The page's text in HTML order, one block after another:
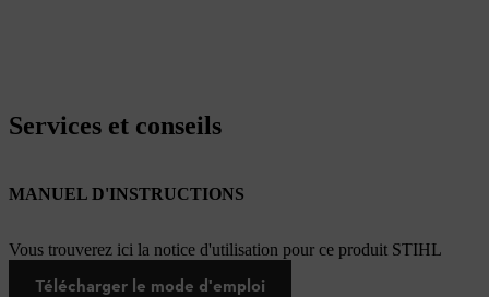
Services et conseils
MANUEL D'INSTRUCTIONS
Vous trouverez ici la notice d'utilisation pour ce produit STIHL
Télécharger le mode d'emploi